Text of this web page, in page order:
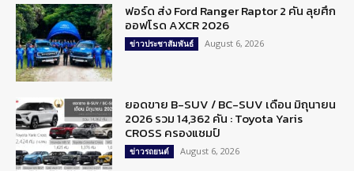
ฟอร์ด ส่ง Ford Ranger Raptor 2 คัน ลุยศึก
ออฟโรด AXCR 2026
ข่าวประชาสัมพันธ์ August 6, 2026
ยอดขาย B-SUV / BC-SUV เดือน มิถุนายน
2026 รวม 14,362 คัน : Toyota Yaris
CROSS ครองแชมป์
ข่าวรถยนต์ August 6, 2026